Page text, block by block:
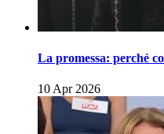
La promessa: perché
10 Apr 2026